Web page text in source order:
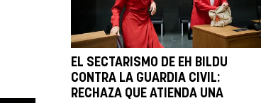
EL SECTARISMO DE EH BILDU
CONTRA LA GUARDIA CIVIL:
RECHAZA QUE ATIENDA UNA